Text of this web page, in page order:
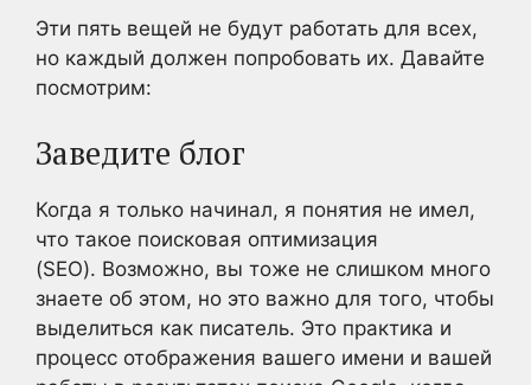
Эти пять вещей не будут работать для всех,
но каждый должен попробовать их. Давайте
посмотрим:
Заведите блог
Когда я только начинал, я понятия не имел,
что такое поисковая оптимизация
(SEO). Возможно, вы тоже не слишком много
знаете об этом, но это важно для того, чтобы
выделиться как писатель. Это практика и
процесс отображения вашего имени и вашей